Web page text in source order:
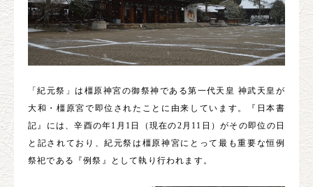
「紀元祭」は橿原神宮の御祭神である第一代天皇 神武天皇が
大和・橿原宮で即位されたことに由来しています。『日本書
記』には、辛酉の年1月1日（現在の2月11日）がその即位の日
と記されており、紀元祭は橿原神宮にとって最も重要な恒例
祭祀である『例祭』として執り行われます。